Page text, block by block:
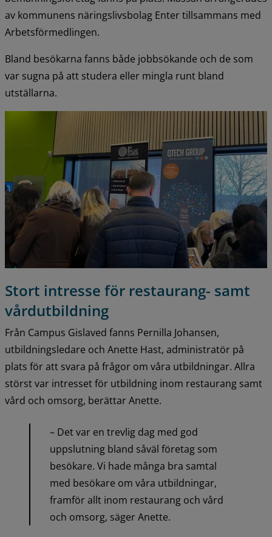
av kommunens näringslivsbolag Enter tillsammans med
Arbetsförmedlingen.
Bland besökarna fanns både jobbsökande och de som
var sugna på att studera eller mingla runt bland
utställarna.
Stort intresse för restaurang- samt
vårdutbildning
Från Campus Gislaved fanns Pernilla Johansen,
utbildningsledare och Anette Hast, administratör på
plats för att svara på frågor om våra utbildningar. Allra
störst var intresset för utbildning inom restaurang samt
vård och omsorg, berättar Anette.
– Det var en trevlig dag med god
uppslutning bland såväl företag som
besökare. Vi hade många bra samtal
med besökare om våra utbildningar,
framför allt inom restaurang och vård
och omsorg, säger Anette.